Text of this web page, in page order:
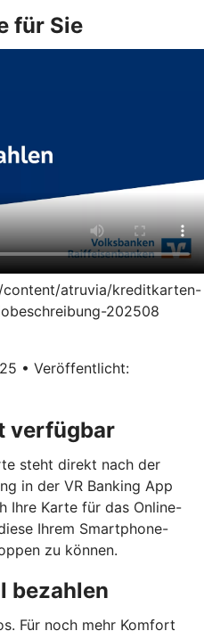
für Sie
content/atruvia/kreditkarten-
202508
• Veröffentlicht:
verfügbar
steht direkt nach der
in der VR Banking App
Ihre Karte für das Online-
Ihrem Smartphone-
zu können.
bezahlen
Für noch mehr Komfort